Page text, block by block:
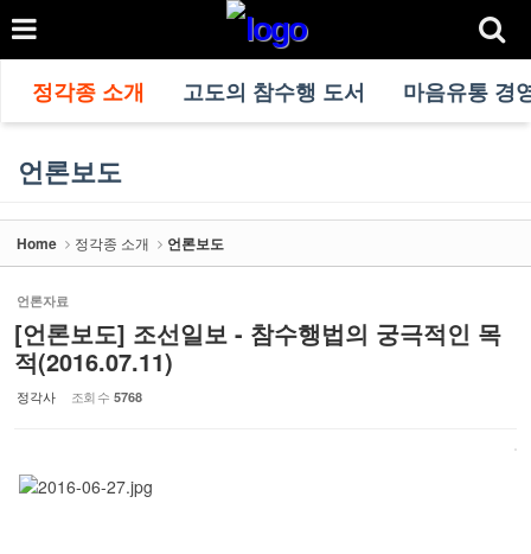
정각종 소개 고도의 참수행 도서 마음유통 경
언론보도
Home 정각종 소개 언론보도
언론자료
[언론보도] 조선일보 - 참수행법의 궁극적인 목
적(2016.07.11)
정각사 조회 수 5768